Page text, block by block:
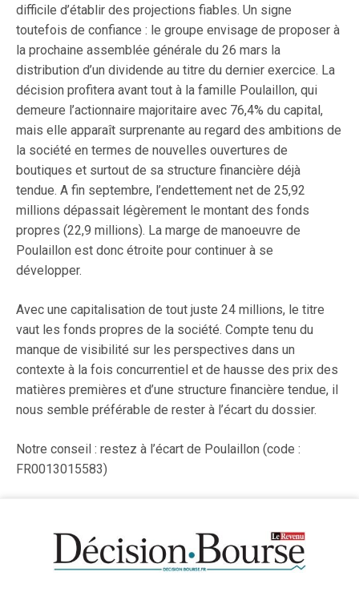
difficile d’établir des projections fiables. Un signe
toutefois de confiance : le groupe envisage de proposer à
la prochaine assemblée générale du 26 mars la
distribution d’un dividende au titre du dernier exercice. La
décision profitera avant tout à la famille Poulaillon, qui
demeure l’actionnaire majoritaire avec 76,4% du capital,
mais elle apparaît surprenante au regard des ambitions de
la société en termes de nouvelles ouvertures de
boutiques et surtout de sa structure financière déjà
tendue. A fin septembre, l’endettement net de 25,92
millions dépassait légèrement le montant des fonds
propres (22,9 millions). La marge de manoeuvre de
Poulaillon est donc étroite pour continuer à se
développer.
Avec une capitalisation de tout juste 24 millions, le titre
vaut les fonds propres de la société. Compte tenu du
manque de visibilité sur les perspectives dans un
contexte à la fois concurrentiel et de hausse des prix des
matières premières et d’une structure financière tendue, il
nous semble préférable de rester à l’écart du dossier.
Notre conseil : restez à l’écart de Poulaillon (code :
FR0013015583)